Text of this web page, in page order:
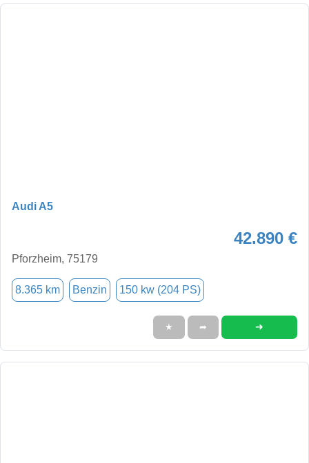
Audi A5
42.890 €
Pforzheim, 75179
8.365 km Benzin 150 kw (204 PS)
★ ➦ ➜